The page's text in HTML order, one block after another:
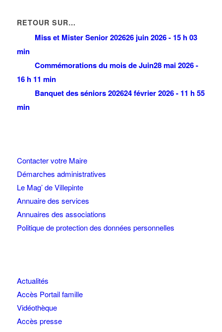
RETOUR SUR…
Miss et Mister Senior 202626 juin 2026 - 15 h 03
min
Commémorations du mois de Juin28 mai 2026 -
16 h 11 min
Banquet des séniors 202624 février 2026 - 11 h 55
min
Contacter votre Maire
Démarches administratives
Le Mag’ de Villepinte
Annuaire des services
Annuaires des associations
Politique de protection des données personnelles
Actualités
Accès Portail famille
Vidéothèque
Accès presse